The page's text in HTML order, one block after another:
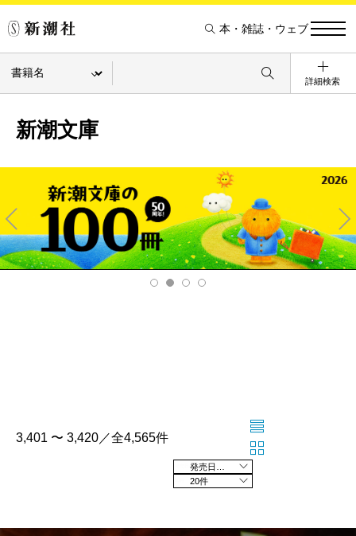
本・雑誌・ウェブ
詳細検索
新潮文庫
Pre
v
Ne
xt
3,401 〜 3,420／全4,565件
20件